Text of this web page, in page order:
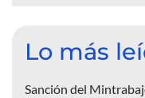
Lo más
Sanción del